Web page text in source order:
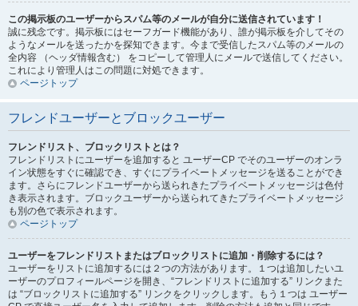
この掲示板のユーザーからスパム等のメールが自分に送信されています！
誠に残念です。掲示板にはセーフガード機能があり、誰が掲示板を介してその
ようなメールを送ったかを探知できます。今まで受信したスパム等のメールの
全内容 （ヘッダ情報含む） をコピーして管理人にメールで送信してください。
これにより管理人はこの問題に対処できます。
ページトップ
フレンドユーザーとブロックユーザー
フレンドリスト、ブロックリストとは？
フレンドリストにユーザーを追加すると ユーザーCP でそのユーザーのオンラ
イン状態をすぐに確認でき、すぐにプライベートメッセージを送ることができ
ます。さらにフレンドユーザーから送られきたプライベートメッセージは色付
き表示されます。ブロックユーザーから送られてきたプライベートメッセージ
も別の色で表示されます。
ページトップ
ユーザーをフレンドリストまたはブロックリストに追加・削除するには？
ユーザーをリストに追加するには２つの方法があります。１つは追加したいユ
ーザーのプロフィールページを開き、“フレンドリストに追加する” リンクまた
は “ブロックリストに追加する” リンクをクリックします。もう１つは ユーザー